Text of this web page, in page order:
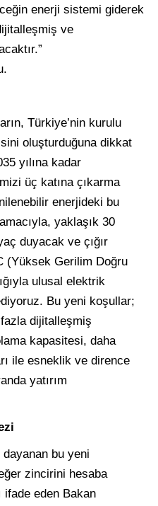
enerji sistemi giderek
ve
Türkiye’nin kurulu
oluşturduğuna dikkat
yılına kadar
üç katına çıkarma
enerjideki bu
yaklaşık 30
duyacak ve çığır
(Yüksek Gerilim Doğru
ulusal elektrik
Bu yeni koşullar;
dijitalleşmiş
kapasitesi, daha
ile esneklik ve dirence
yatırım
dayanan bu yeni
zincirini hesaba
ifade eden Bakan